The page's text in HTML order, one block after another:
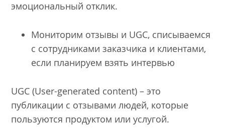
эмоциональный отклик.
Мониторим отзывы и UGC, списываемся
с сотрудниками заказчика и клиентами,
если планируем взять интервью
UGC (User-generated content) – это
публикации с отзывами людей, которые
пользуются продуктом или услугой.